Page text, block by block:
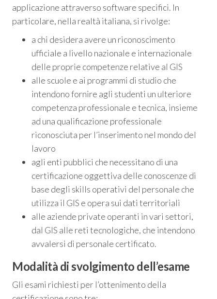
applicazione attraverso software specifici. In
particolare, nella realtà italiana, si rivolge:
a chi desidera avere un riconoscimento
ufficiale a livello nazionale e internazionale
delle proprie competenze relative al GIS
alle scuole e ai programmi di studio che
intendono fornire agli studenti un ulteriore
competenza professionale e tecnica, insieme
ad una qualificazione professionale
riconosciuta per l’inserimento nel mondo del
lavoro
agli enti pubblici che necessitano di una
certificazione oggettiva delle conoscenze di
base degli skills operativi del personale che
utilizza il GIS e opera sui dati territoriali
alle aziende private operanti in vari settori,
dal GIS alle reti tecnologiche, che intendono
avvalersi di personale certificato.
Modalità di svolgimento dell’esame
Gli esami richiesti per l’ottenimento della